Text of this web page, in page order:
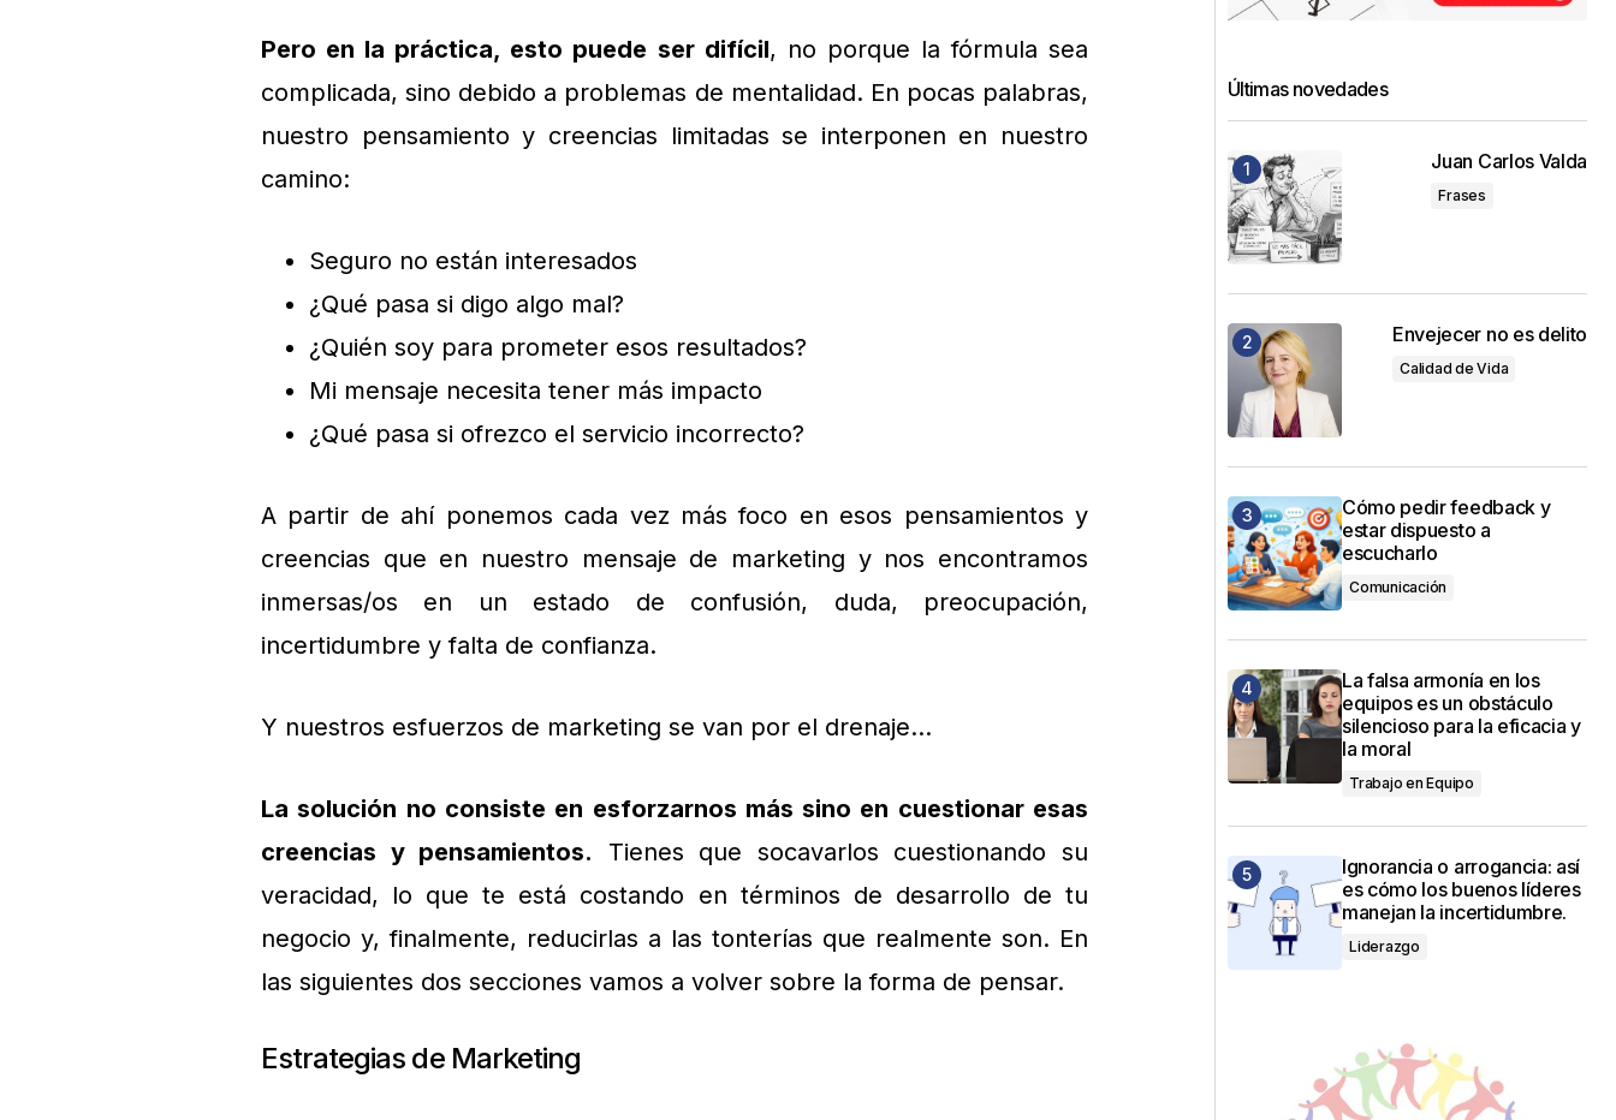
Pero en la práctica, esto puede ser difícil, no porque la fórmula sea
complicada, sino debido a problemas de mentalidad. En pocas palabras,
nuestro pensamiento y creencias limitadas se interponen en nuestro
camino:
Seguro no están interesados
¿Qué pasa si digo algo mal?
¿Quién soy para prometer esos resultados?
Mi mensaje necesita tener más impacto
¿Qué pasa si ofrezco el servicio incorrecto?
A partir de ahí ponemos cada vez más foco en esos pensamientos y
creencias que en nuestro mensaje de marketing y nos encontramos
inmersas/os en un estado de confusión, duda, preocupación,
incertidumbre y falta de confianza.
Y nuestros esfuerzos de marketing se van por el drenaje…
La solución no consiste en esforzarnos más sino en cuestionar esas
creencias y pensamientos. Tienes que socavarlos cuestionando su
veracidad, lo que te está costando en términos de desarrollo de tu
negocio y, finalmente, reducirlas a las tonterías que realmente son. En
las siguientes dos secciones vamos a volver sobre la forma de pensar.
Estrategias de Marketing
Últimas novedades
Juan Carlos Valda
Frases
Envejecer no es delito
Calidad de Vida
Cómo pedir feedback y
estar dispuesto a
escucharlo
Comunicación
La falsa armonía en los
equipos es un obstáculo
silencioso para la eficacia y
la moral
Trabajo en Equipo
Ignorancia o arrogancia: así
es cómo los buenos líderes
manejan la incertidumbre.
Liderazgo